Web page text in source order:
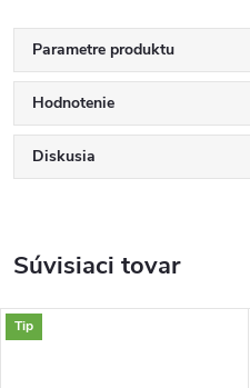
Parametre produktu
Hodnotenie
Diskusia
Súvisiaci tovar
Tip